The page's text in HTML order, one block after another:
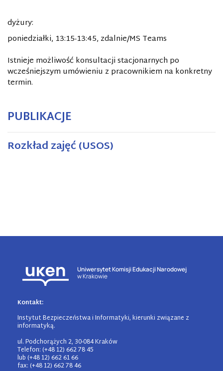
dyżury:
poniedziałki, 13:15-13:45, zdalnie/MS Teams
Istnieje możliwość konsultacji stacjonarnych po
wcześniejszym umówieniu z pracownikiem na konkretny
termin.
PUBLIKACJE
Rozkład zajęć (USOS)
Uniwersytet Komisji Edukacji Narodowej
w Krakowie
Kontakt:
Instytut Bezpieczeństwa i Informatyki, kierunki związane z
informatyką.
ul. Podchorążych 2, 30-084 Kraków
Telefon: (+48 12) 662 78 45
lub (+48 12) 662 61 66
fax: (+48 12) 662 78 46